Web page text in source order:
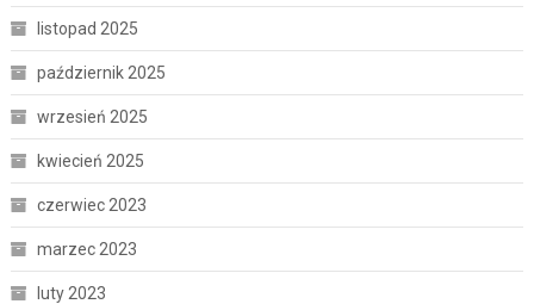
listopad 2025
październik 2025
wrzesień 2025
kwiecień 2025
czerwiec 2023
marzec 2023
luty 2023